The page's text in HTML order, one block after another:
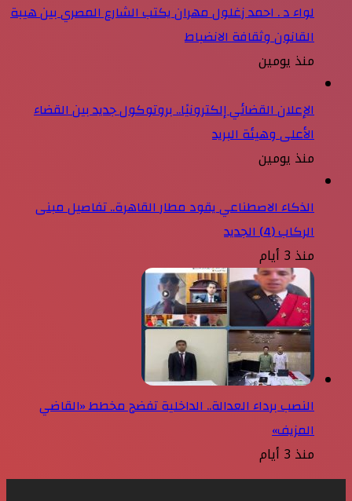
لواء د . احمد زغلول مهران يكتب الشارع المصري بين هيبة
القانون وثقافة الانضباط
منذ يومين
الإعلان القضائي إلكترونيًا.. بروتوكول جديد بين القضاء
الأعلى وهيئة البريد
منذ يومين
الذكاء الاصطناعي يقود مطار القاهرة.. تفاصيل مبنى
الركاب (4) الجديد
منذ 3 أيام
النصب برداء العدالة.. الداخلية تفضح مخطط «القاضي
المزيف»
منذ 3 أيام